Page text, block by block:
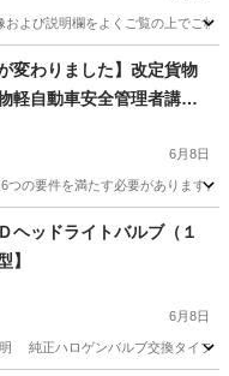
説明欄をよくご覧の上でご検
車両変わりました】改定貨物
軽自動車安全管理者講習
6月8日
の要件を満たす必要があります
ヘッドライトバルブ（１
】
6月8日
正ハロゲンバルブ交換タイプ ５